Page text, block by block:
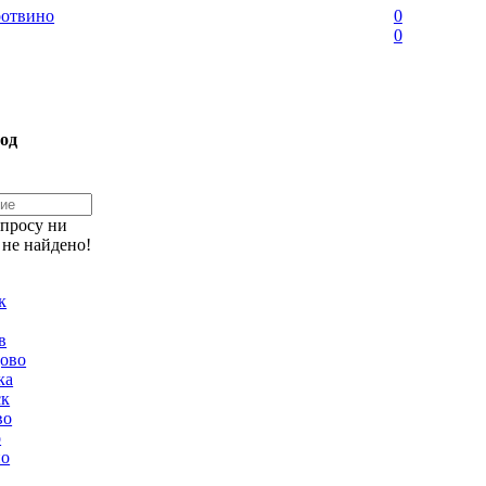
0
0
ни
найдено!